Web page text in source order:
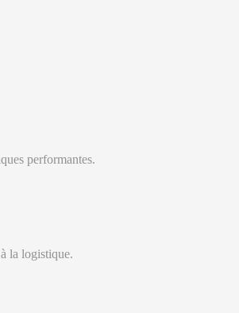
performantes.
la logistique.